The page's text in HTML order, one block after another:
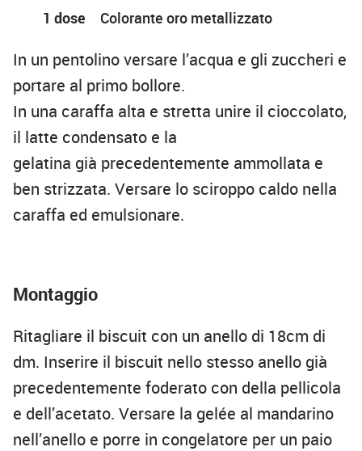
1 dose
Colorante oro metallizzato
In un pentolino versare l’acqua e gli zuccheri e
portare al primo bollore.
In una caraffa alta e stretta unire il cioccolato,
il latte condensato e la
gelatina già precedentemente ammollata e
ben strizzata. Versare lo sciroppo caldo nella
caraffa ed emulsionare.
Montaggio
Ritagliare il biscuit con un anello di 18cm di
dm. Inserire il biscuit nello stesso anello già
precedentemente foderato con della pellicola
e dell’acetato. Versare la gelée al mandarino
nell’anello e porre in congelatore per un paio